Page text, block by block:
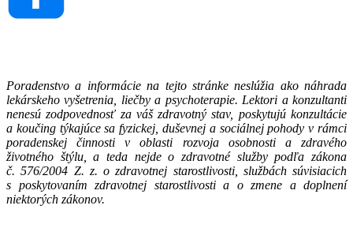
Poradenstvo a informácie na tejto stránke neslúžia ako náhrada
lekárskeho vyšetrenia, liečby a psychoterapie. Lektori a konzultanti
nenesú zodpovednosť za váš zdravotný stav, poskytujú konzultácie
a koučing týkajúce sa fyzickej, duševnej a sociálnej pohody v rámci
poradenskej činnosti v oblasti rozvoja osobnosti a zdravého
životného štýlu, a teda nejde o zdravotné služby podľa zákona
č. 576/2004 Z. z. o zdravotnej starostlivosti, službách súvisiacich
s poskytovaním zdravotnej starostlivosti a o zmene a doplnení
niektorých zákonov.